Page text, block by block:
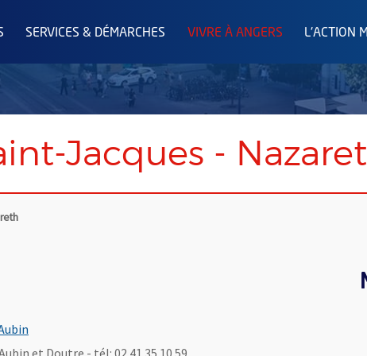
SERVICES & DÉMARCHES VIVRE À ANGERS L'ACTION
Jacques -
et Doutre - tél: 02 41 35 10 59